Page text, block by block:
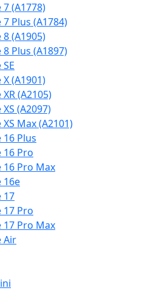
(A1778)
Plus (A1784)
(A1905)
Plus (A1897)
(A1901)
(A2105)
(A2097)
Max (A2101)
Plus
16 Pro
16 Pro Max
16e
17
17 Pro
17 Pro Max
Air